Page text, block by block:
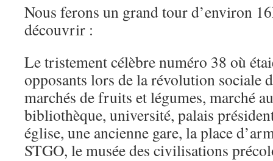
Nous ferons un grand tour d’environ
découvrir :
Le tristement célèbre numéro 38 où
opposants lors de la révolution sociale
marchés de fruits et légumes, marché
bibliothèque, université, palais
église, une ancienne gare, la place
STGO, le musée des civilisations